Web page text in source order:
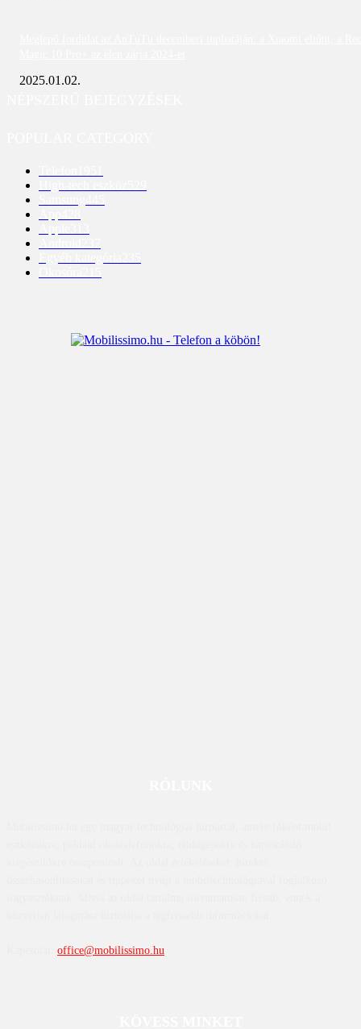
2025.01.02.
office@mobilissimo.hu